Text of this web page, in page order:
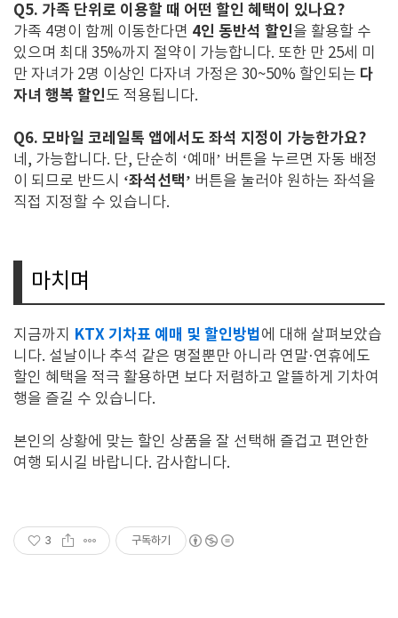
Q5. 가족 단위로 이용할 때 어떤 할인 혜택이 있나요?
가족 4명이 함께 이동한다면 4인 동반석 할인을 활용할 수
있으며 최대 35%까지 절약이 가능합니다. 또한 만 25세 미
만 자녀가 2명 이상인 다자녀 가정은 30~50% 할인되는 다
자녀 행복 할인도 적용됩니다.
Q6. 모바일 코레일톡 앱에서도 좌석 지정이 가능한가요?
네, 가능합니다. 단, 단순히 ‘예매’ 버튼을 누르면 자동 배정
이 되므로 반드시 ‘좌석선택’ 버튼을 눌러야 원하는 좌석을
직접 지정할 수 있습니다.
마치며
지금까지 KTX 기차표 예매 및 할인방법 에 대해 살펴보았습
니다. 설날이나 추석 같은 명절뿐만 아니라 연말·연휴에도
할인 혜택을 적극 활용하면 보다 저렴하고 알뜰하게 기차여
행을 즐길 수 있습니다.
본인의 상황에 맞는 할인 상품을 잘 선택해 즐겁고 편안한
여행 되시길 바랍니다. 감사합니다.
3 구독하기